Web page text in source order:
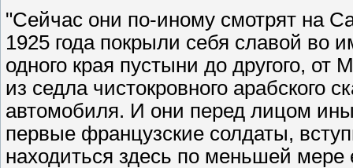
"Сейчас они по-иному смотрят на
1925 года покрыли себя славой во
одного края пустыни до другого,
из седла чистокровного арабского
автомобиля. И они перед лицом
первые французские солдаты,
находиться здесь по меньшей